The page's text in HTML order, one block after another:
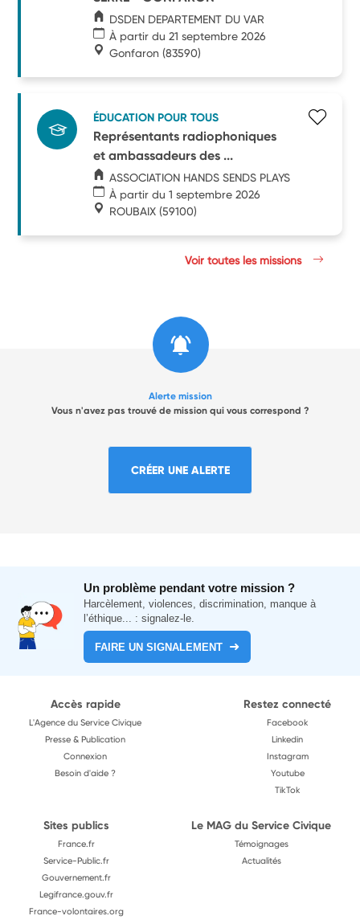
DSDEN DEPARTEMENT DU VAR
À partir du 21 septembre 2026
Gonfaron (83590)
ÉDUCATION POUR TOUS
Représentants radiophoniques
et ambassadeurs des ...
ASSOCIATION HANDS SENDS PLAYS
À partir du 1 septembre 2026
ROUBAIX (59100)
Voir toutes les missions
Alerte mission
Vous n'avez pas trouvé de mission qui vous correspond ?
CRÉER UNE ALERTE
Un problème pendant votre mission ?
Harcèlement, violences, discrimination, manque à
l’éthique... : signalez-le.
FAIRE UN SIGNALEMENT
Accès rapide
L'Agence du Service Civique
Presse & Publication
Connexion
Besoin d'aide ?
Restez connecté
Facebook
Linkedin
Instagram
Youtube
TikTok
Sites publics
France.fr
Service-Public.fr
Gouvernement.fr
Legifrance.gouv.fr
France-volontaires.org
Le MAG du Service Civique
Témoignages
Actualités